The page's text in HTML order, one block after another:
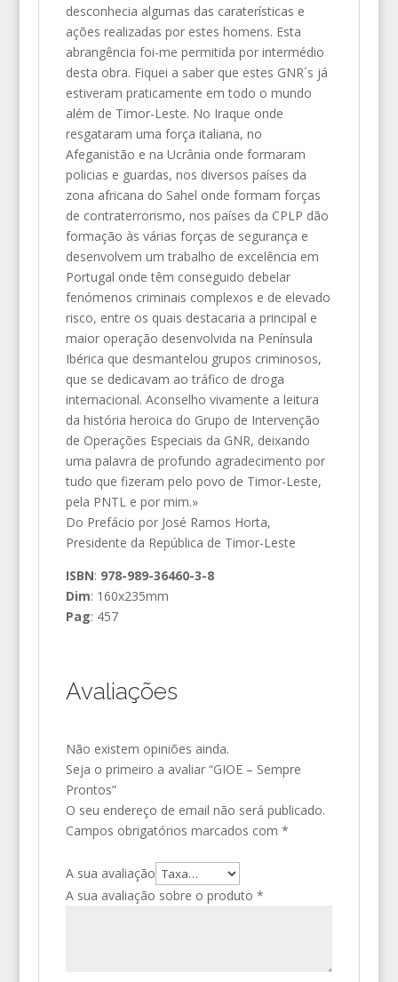
desconhecia algumas das caraterísticas e
ações realizadas por estes homens. Esta
abrangência foi-me permitida por intermédio
desta obra. Fiquei a saber que estes GNR´s já
estiveram praticamente em todo o mundo
além de Timor-Leste. No Iraque onde
resgataram uma força italiana, no
Afeganistão e na Ucrânia onde formaram
policias e guardas, nos diversos países da
zona africana do Sahel onde formam forças
de contraterrorismo, nos países da CPLP dão
formação às várias forças de segurança e
desenvolvem um trabalho de excelência em
Portugal onde têm conseguido debelar
fenómenos criminais complexos e de elevado
risco, entre os quais destacaria a principal e
maior operação desenvolvida na Península
Ibérica que desmantelou grupos criminosos,
que se dedicavam ao tráfico de droga
internacional. Aconselho vivamente a leitura
da história heroica do Grupo de Intervenção
de Operações Especiais da GNR, deixando
uma palavra de profundo agradecimento por
tudo que fizeram pelo povo de Timor-Leste,
pela PNTL e por mim.»
Do Prefácio por José Ramos Horta,
Presidente da República de Timor-Leste
ISBN: 978-989-36460-3-8
Dim: 160x235mm
Pag: 457
Avaliações
Não existem opiniões ainda.
Seja o primeiro a avaliar “GIOE – Sempre
Prontos”
O seu endereço de email não será publicado.
Campos obrigatórios marcados com *
A sua avaliação
A sua avaliação sobre o produto *